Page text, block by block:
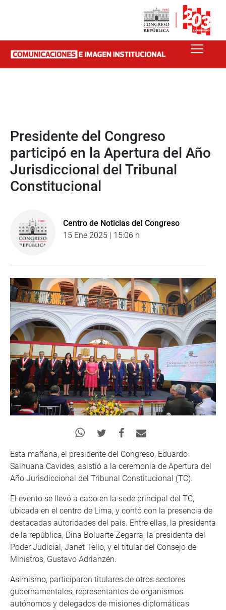
Presidente del Congreso
participó en la Apertura del Año
Jurisdiccional del Tribunal
Constitucional
Centro de Noticias del Congreso
15 Ene 2025 | 15:06 h
Esta mañana, el presidente del Congreso, Eduardo
Salhuana Cavides, asistió a la ceremonia de Apertura del
Año Jurisdiccional del Tribunal Constitucional (TC).
El evento se llevó a cabo en la sede principal del TC,
ubicada en el centro de Lima, y contó con la presencia de
destacadas autoridades del país. Entre ellas, la presidenta
de la república, Dina Boluarte Zegarra; la presidenta del
Poder Judicial, Janet Tello; y el titular del Consejo de
Ministros, Gustavo Adrianzén.
Asimismo, participaron titulares de otros sectores
gubernamentales, representantes de organismos
autónomos y delegados de misiones diplomáticas